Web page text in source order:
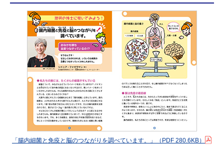
「腸内細菌と免疫と脳のつながりを調べています。」 （PDF 280.6KB）